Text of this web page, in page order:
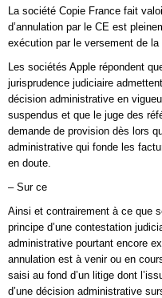
La société Copie France fait
d’annulation par le CE est
exécution par le versement de la
Les sociétés Apple répondent
jurisprudence judiciaire
décision administrative en
suspendus et que le juge des
demande de provision dès lors
administrative qui fonde les
en doute.
– Sur ce
Ainsi et contrairement à ce que
principe d’une contestation
administrative pourtant encore
annulation est à venir ou en
saisi au fond d’un litige dont
d’une décision administrative